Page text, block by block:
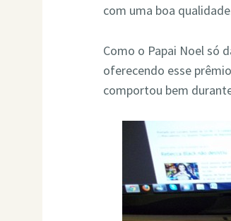
com uma boa
Como o Papai Noel só
oferecendo esse
comportou bem